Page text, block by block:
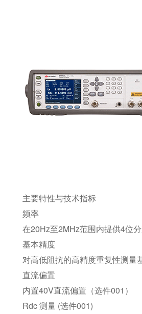
主要特性与技术指标
频率
在20Hz至2MHz范围内提供4位
基本精度
对高低阻抗的高精度重复性测量
直流偏置
内置40V直流偏置（选件001）
Rdc 测量 (选件001)